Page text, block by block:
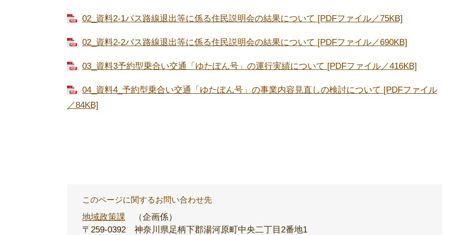
02_資料2-1バス路線退出等に係る住民説明会の結果について [PDFファイル／75KB]
02_資料2-2バス路線退出等に係る住民説明会の結果について [PDFファイル／690KB]
03_資料3予約型乗合い交通「ゆたぽん号」の運行実績について [PDFファイル／416KB]
04_資料4_予約型乗合い交通「ゆたぽん号」の事業内容見直しの検討について [PDFファイル
／84KB]
このページに関するお問い合わせ先
地域政策課
企画係
〒259-0392
神奈川県足柄下郡湯河原町中央二丁目2番地1